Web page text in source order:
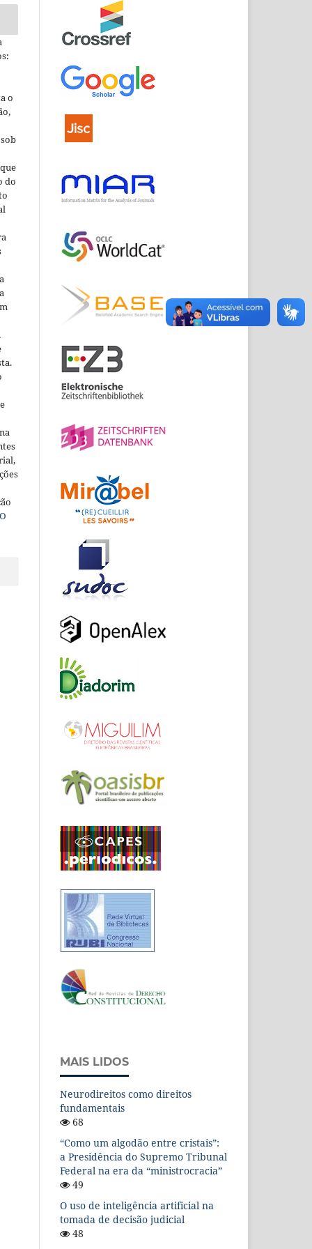
o
do
O
MAIS LIDOS
Neurodireitos como direitos
fundamentais
68
“Como um algodão entre cristais”:
a Presidência do Supremo Tribunal
Federal na era da “ministrocracia”
49
O uso de inteligência artificial na
tomada de decisão judicial
48